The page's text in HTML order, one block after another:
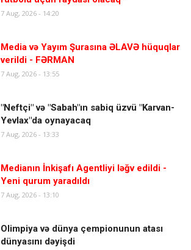
7 Aug, 2026 - 14:20
Media və Yayım Şurasına ƏLAVƏ hüquqlar
verildi - FƏRMAN
7 Aug, 2026 - 13:55
"Neftçi" və "Sabah"ın sabiq üzvü "Karvan-
Yevlax"da oynayacaq
7 Aug, 2026 - 13:33
Medianın İnkişafı Agentliyi ləğv edildi -
Yeni qurum yaradıldı
7 Aug, 2026 - 13:10
Olimpiya və dünya çempionunun atası
dünyasını dəyişdi